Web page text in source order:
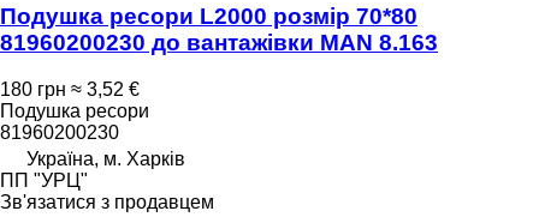
Подушка ресори L2000 розмір 70*80
81960200230 до вантажівки MAN 8.163
180 грн ≈ 3,52 €
Подушка ресори
81960200230
Україна, м. Харків
ПП "УРЦ"
Зв'язатися з продавцем